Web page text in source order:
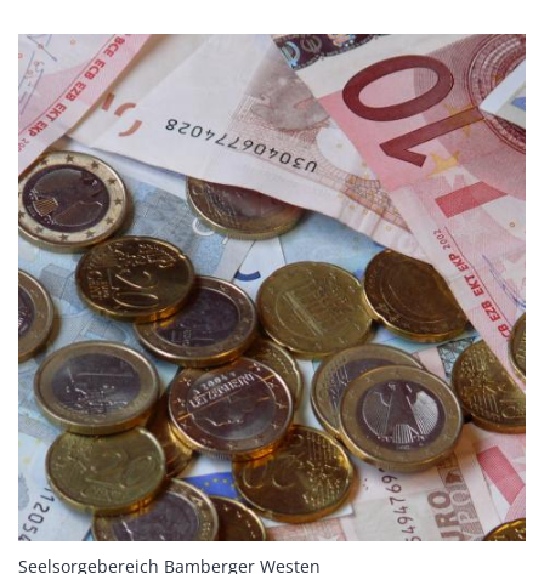
Seelsorgebereich Bamberger Westen